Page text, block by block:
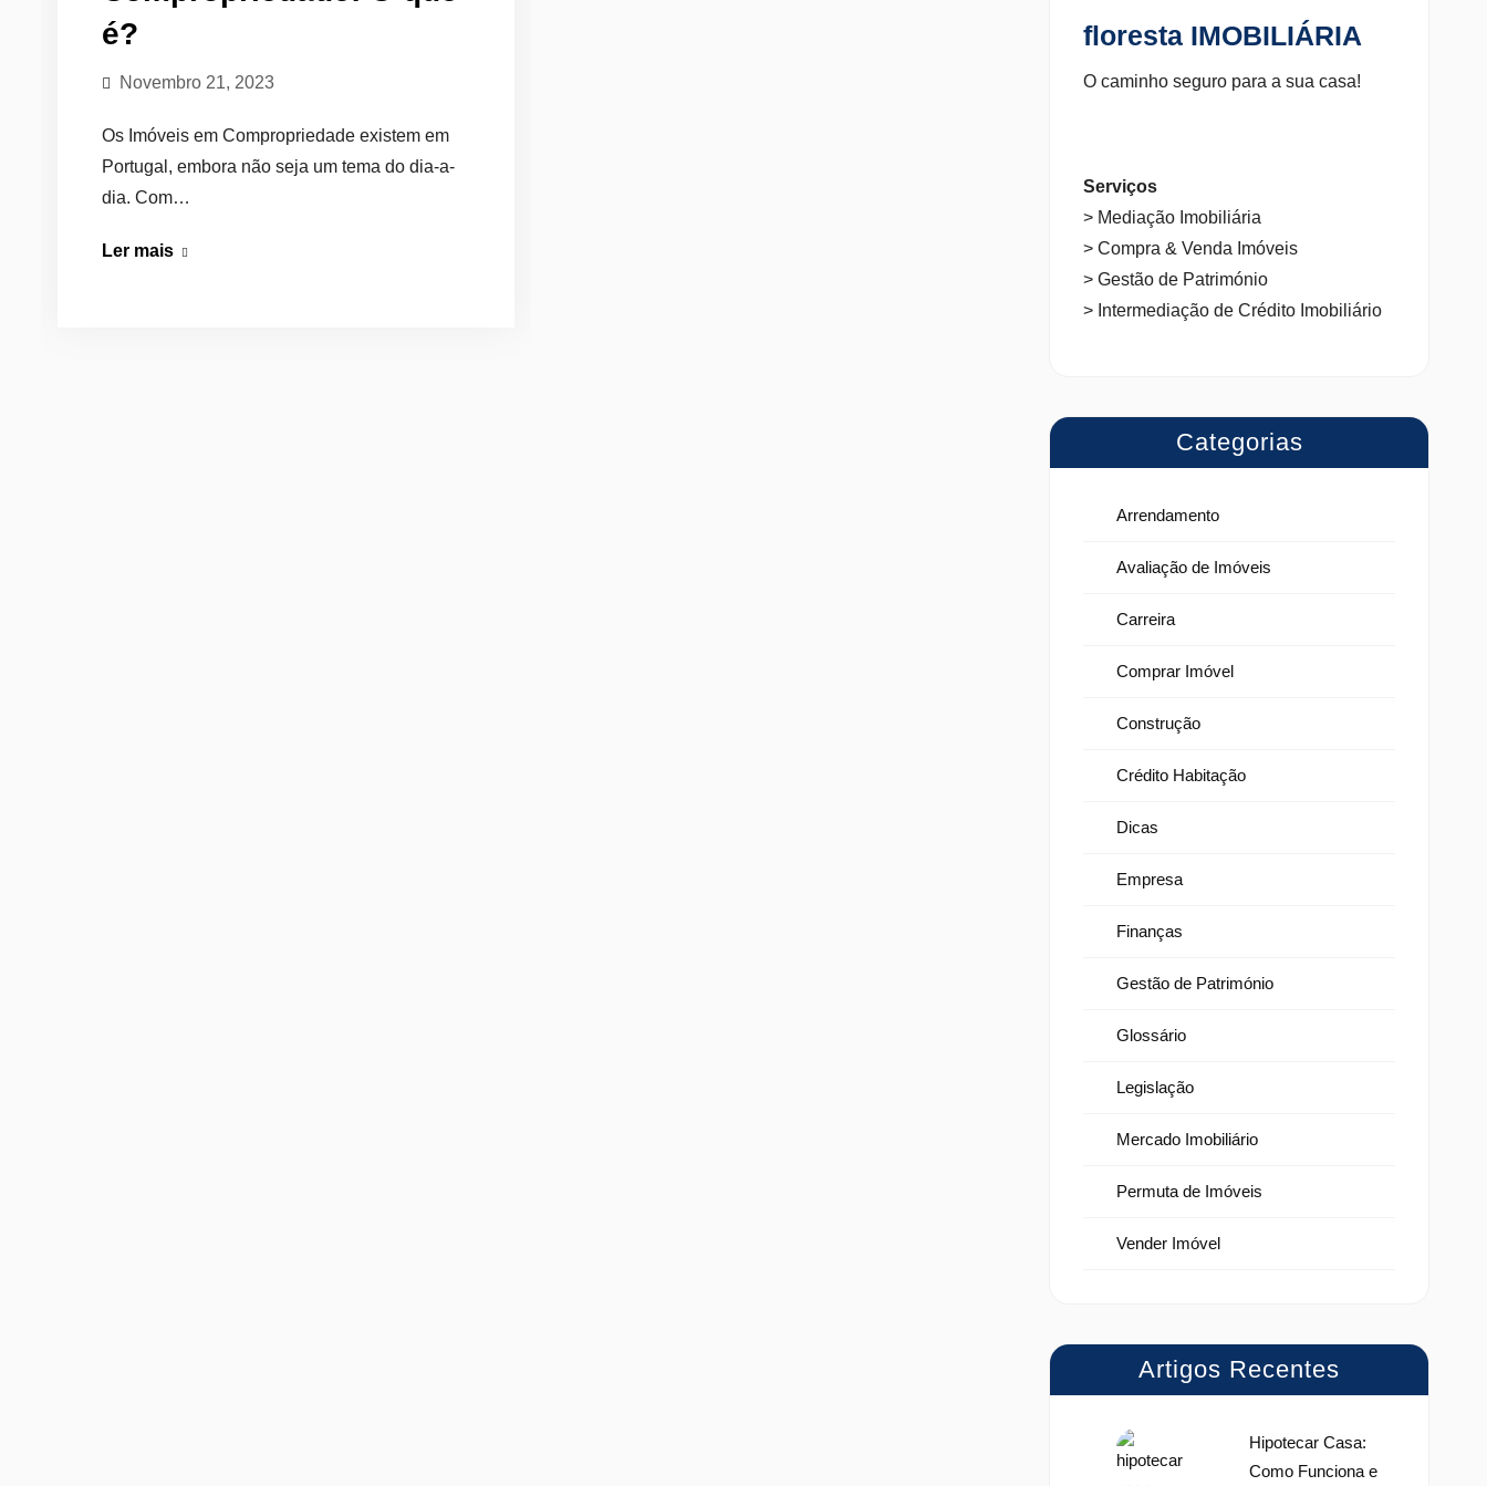
é?
Novembro 21, 2023
Os Imóveis em Compropriedade existem em
Portugal, embora não seja um tema do dia-a-
dia. Com…
Ler maisCompra
floresta IMOBILIÁRIA
O caminho seguro para a sua casa!
Serviços
> Mediação Imobiliária
> Compra & Venda Imóveis
> Gestão de Património
> Intermediação de Crédito Imobiliário
Categorias
Arrendamento
Avaliação de Imóveis
Carreira
Comprar Imóvel
Construção
Crédito Habitação
Dicas
Empresa
Finanças
Gestão de Património
Glossário
Legislação
Mercado Imobiliário
Permuta de Imóveis
Vender Imóvel
Artigos Recentes
Hipotecar Casa:
Como Funciona e